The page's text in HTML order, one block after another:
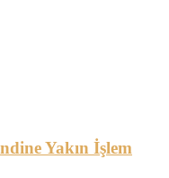
Yakın İşlem